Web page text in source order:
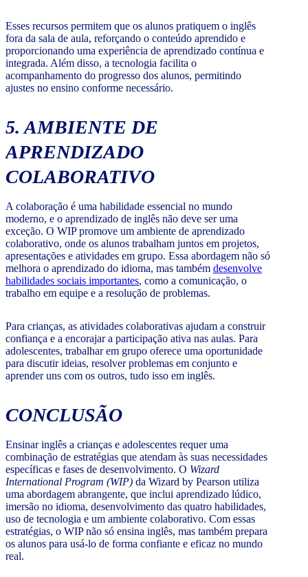
Esses recursos permitem que os alunos pratiquem o inglês
fora da sala de aula, reforçando o conteúdo aprendido e
proporcionando uma experiência de aprendizado contínua e
integrada. Além disso, a tecnologia facilita o
acompanhamento do progresso dos alunos, permitindo
ajustes no ensino conforme necessário.
5. AMBIENTE DE
APRENDIZADO
COLABORATIVO
A colaboração é uma habilidade essencial no mundo
moderno, e o aprendizado de inglês não deve ser uma
exceção. O WIP promove um ambiente de aprendizado
colaborativo, onde os alunos trabalham juntos em projetos,
apresentações e atividades em grupo. Essa abordagem não só
melhora o aprendizado do idioma, mas também desenvolve
habilidades sociais importantes, como a comunicação, o
trabalho em equipe e a resolução de problemas.
Para crianças, as atividades colaborativas ajudam a construir
confiança e a encorajar a participação ativa nas aulas. Para
adolescentes, trabalhar em grupo oferece uma oportunidade
para discutir ideias, resolver problemas em conjunto e
aprender uns com os outros, tudo isso em inglês.
CONCLUSÃO
Ensinar inglês a crianças e adolescentes requer uma
combinação de estratégias que atendam às suas necessidades
específicas e fases de desenvolvimento. O Wizard
International Program (WIP) da Wizard by Pearson utiliza
uma abordagem abrangente, que inclui aprendizado lúdico,
imersão no idioma, desenvolvimento das quatro habilidades,
uso de tecnologia e um ambiente colaborativo. Com essas
estratégias, o WIP não só ensina inglês, mas também prepara
os alunos para usá-lo de forma confiante e eficaz no mundo
real.